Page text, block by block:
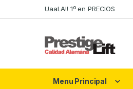
to
to
UaaLA!! 1º en PRECIOS
Menu Principal